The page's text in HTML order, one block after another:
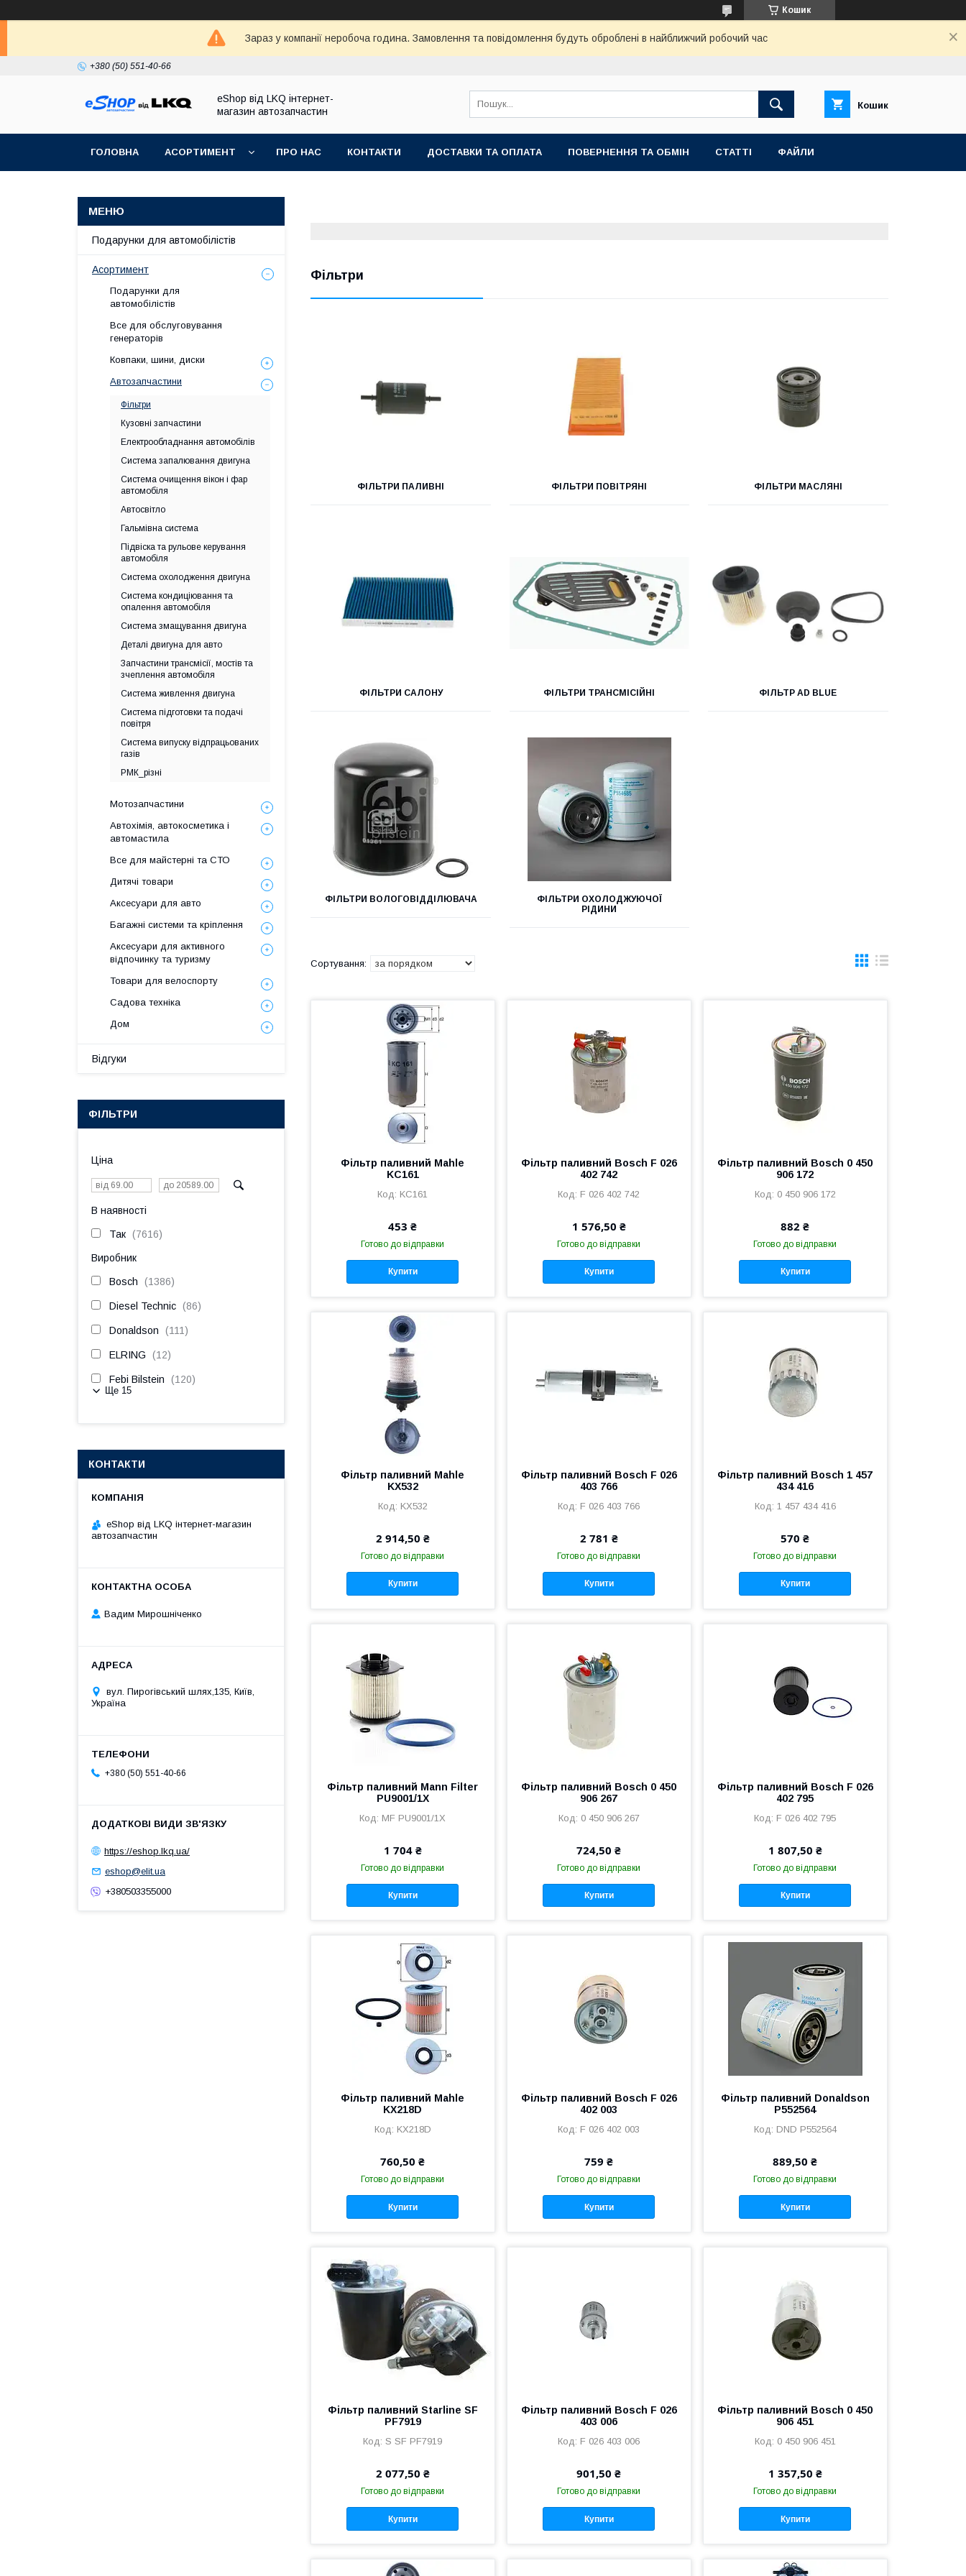
Кошик
Зараз у компанії неробоча година. Замовлення та повідомлення будуть оброблені в найближчий робочий час
+380 (50) 551-40-66
eShop від LKQ інтернет-
магазин автозапчастин
Кошик
ГОЛОВНА АСОРТИМЕНТ ПРО НАС КОНТАКТИ ДОСТАВКИ ТА ОПЛАТА ПОВЕРНЕННЯ ТА ОБМІН СТАТТІ ФАЙЛИ
Фільтри
ФІЛЬТРИ ПАЛИВНІ ФІЛЬТРИ ПОВІТРЯНІ ФІЛЬТРИ МАСЛЯНІ
ФІЛЬТРИ САЛОНУ ФІЛЬТРИ ТРАНСМІСІЙНІ ФІЛЬТР AD BLUE
ФІЛЬТРИ ВОЛОГОВІДДІЛЮВАЧА
ФІЛЬТРИ ОХОЛОДЖУЮЧОЇ
РІДИНИ
Фільтр паливний Mahle
KC161
KC161
453 ₴
Готово до відправки
Купити
Фільтр паливний Bosch F 026
402 742
F 026 402 742
1 576,50 ₴
Готово до відправки
Купити
Фільтр паливний Bosch 0 450
906 172
0 450 906 172
882 ₴
Готово до відправки
Купити
Фільтр паливний Mahle
KX532
KX532
2 914,50 ₴
Готово до відправки
Купити
Фільтр паливний Bosch F 026
403 766
F 026 403 766
2 781 ₴
Готово до відправки
Купити
Фільтр паливний Bosch 1 457
434 416
1 457 434 416
570 ₴
Готово до відправки
Купити
Фільтр паливний Mann Filter
PU9001/1X
MF PU9001/1X
1 704 ₴
Готово до відправки
Купити
Фільтр паливний Bosch 0 450
906 267
0 450 906 267
724,50 ₴
Готово до відправки
Купити
Фільтр паливний Bosch F 026
402 795
F 026 402 795
1 807,50 ₴
Готово до відправки
Купити
Фільтр паливний Mahle
KX218D
KX218D
760,50 ₴
Готово до відправки
Купити
Фільтр паливний Bosch F 026
402 003
F 026 402 003
759 ₴
Готово до відправки
Купити
Фільтр паливний Donaldson
P552564
DND P552564
889,50 ₴
Готово до відправки
Купити
Фільтр паливний Starline SF
PF7919
S SF PF7919
2 077,50 ₴
Готово до відправки
Купити
Фільтр паливний Bosch F 026
403 006
F 026 403 006
901,50 ₴
Готово до відправки
Купити
Фільтр паливний Bosch 0 450
906 451
0 450 906 451
1 357,50 ₴
Готово до відправки
Купити
Подарунки для автомобілістів
Асортимент
Подарунки для
автомобілістів
Все для обслуговування
генераторів
Ковпаки, шини, диски
Автозапчастини
Фільтри
Кузовні запчастини
Електрообладнання автомобілів
Система запалювання двигуна
Система очищення вікон і фар
автомобіля
Автосвітло
Гальмівна система
Підвіска та рульове керування
автомобіля
Система охолодження двигуна
Система кондиціювання та
опалення автомобіля
Система змащування двигуна
Деталі двигуна для авто
Запчастини трансмісії, мостів та
зчеплення автомобіля
Система живлення двигуна
Система підготовки та подачі
повітря
Система випуску відпрацьованих
газів
РМК_різні
Мотозапчастини
Автохімія, автокосметика і
автомастила
Все для майстерні та СТО
Дитячі товари
Аксесуари для авто
Багажні системи та кріплення
Аксесуари для активного
відпочинку та туризму
Товари для велоспорту
Садова техніка
Дом
Відгуки
ФІЛЬТРИ
Ціна
В наявності
Так 7616
Виробник
Bosch 1386
Diesel Technic 86
Donaldson 111
ELRING 12
Febi Bilstein 120
Ще 15
КОНТАКТИ
eShop від LKQ інтернет-магазин
автозапчастин
Вадим Мирошніченко
вул. Пирогівський шлях,135, Київ,
Україна
+380 (50) 551-40-66
https://eshop.lkq.ua/
eshop@elit.ua
+380503355000